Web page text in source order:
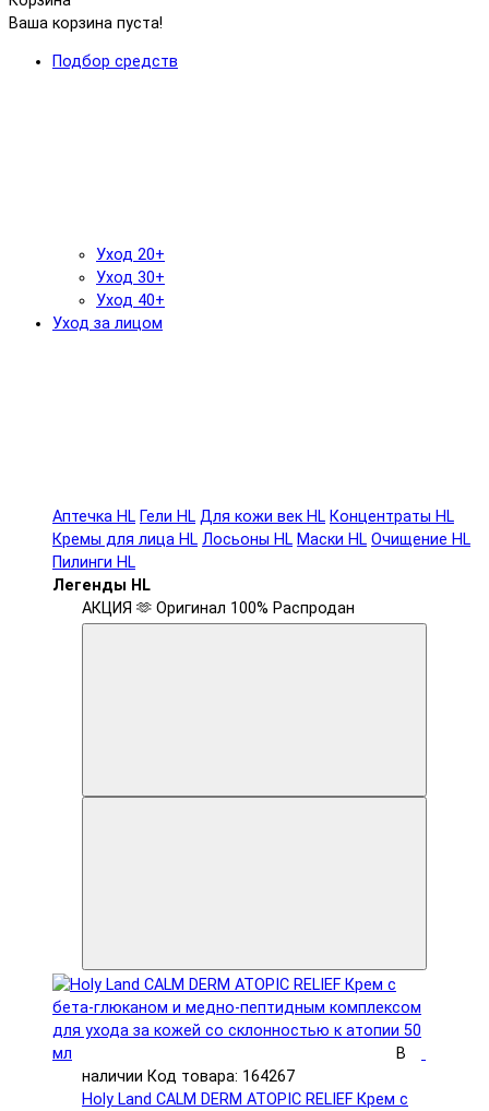
Ваша корзина пуста!
Подбор средств
Уход 20+
Уход 30+
Уход 40+
Уход за лицом
Аптечка HL Гели HL Для кожи век HL Концентраты HL
Кремы для лица HL Лосьоны HL Маски HL Очищение HL
Пилинги HL
Легенды HL
АКЦИЯ 🫶 Оригинал 100% Распродан
В
наличии Код товара: 164267
Holy Land CALM DERM ATOPIC RELIEF Крем с